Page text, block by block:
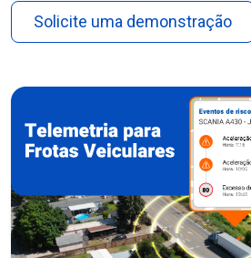
Solicite uma demonstração